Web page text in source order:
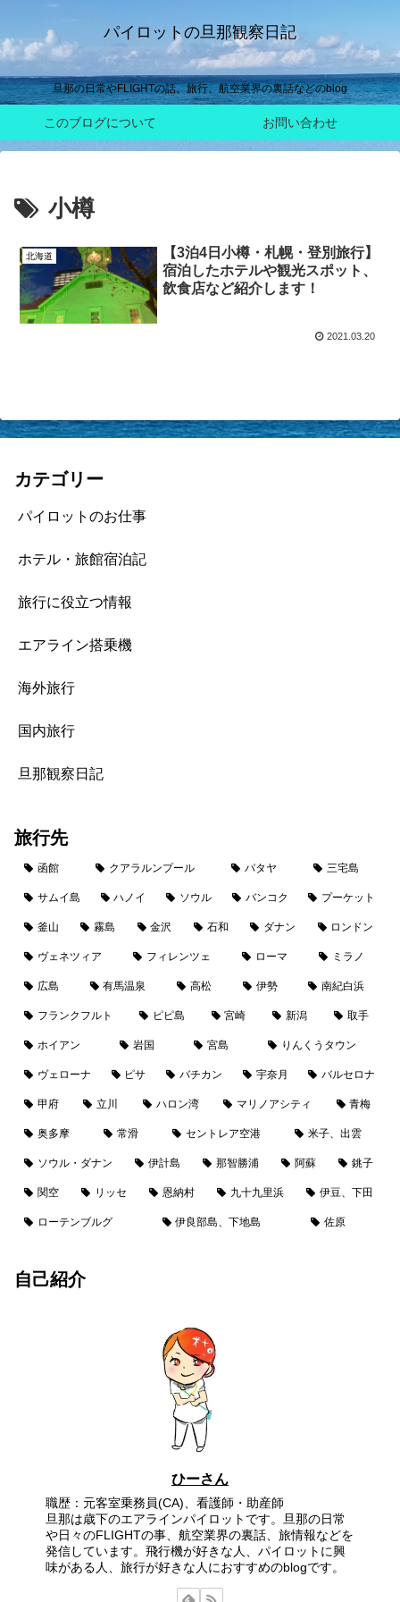
パイロットの旦那観察日記
旦那の日常やFLIGHTの話、旅行、航空業界の裏話などのblog
このブログについて お問い合わせ
小樽
北海道
【3泊4日小樽・札幌・登別旅行】
宿泊したホテルや観光スポット、
飲食店など紹介します！
2021.03.20
カテゴリー
パイロットのお仕事
ホテル・旅館宿泊記
旅行に役立つ情報
エアライン搭乗機
海外旅行
国内旅行
旦那観察日記
旅行先
函館 クアラルンプール パタヤ 三宅島
サムイ島 ハノイ ソウル バンコク プーケット
釜山 霧島 金沢 石和 ダナン ロンドン
ヴェネツィア フィレンツェ ローマ ミラノ
広島 有馬温泉 高松 伊勢 南紀白浜
フランクフルト ピピ島 宮崎 新潟 取手
ホイアン 岩国 宮島 りんくうタウン
ヴェローナ ピサ バチカン 宇奈月 バルセロナ
甲府 立川 ハロン湾 マリノアシティ 青梅
奥多摩 常滑 セントレア空港 米子、出雲
ソウル・ダナン 伊計島 那智勝浦 阿蘇 銚子
関空 リッセ 恩納村 九十九里浜 伊豆、下田
ローテンブルグ 伊良部島、下地島 佐原
自己紹介
ひーさん
職歴：元客室乗務員(CA)、看護師・助産師
旦那は歳下のエアラインパイロットです。旦那の日常
や日々のFLIGHTの事、航空業界の裏話、旅情報などを
発信しています。飛行機が好きな人、パイロットに興
味がある人、旅行が好きな人におすすめのblogです。